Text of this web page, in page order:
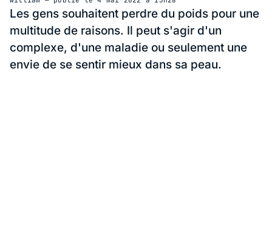
Les gens souhaitent perdre du poids pour une
multitude de raisons. Il peut s'agir d'un
complexe, d'une maladie ou seulement une
envie de se sentir mieux dans sa peau.